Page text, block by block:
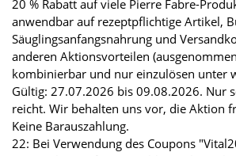
20 % Rabatt auf viele Pierre Fabre-
anwendbar auf rezeptpflichtige Artikel,
Säuglingsanfangsnahrung und
anderen Aktionsvorteilen
kombinierbar und nur einzulösen unter
Gültig: 27.07.2026 bis 09.08.2026. Nur
reicht. Wir behalten uns vor, die Aktion
Keine Barauszahlung.
22: Bei Verwendung des Coupons